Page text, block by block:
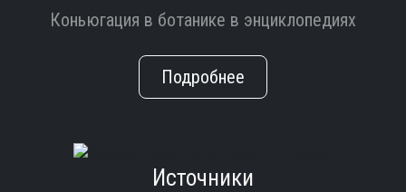
Коньюгация в ботанике в энциклопедиях
Подробнее
Источники